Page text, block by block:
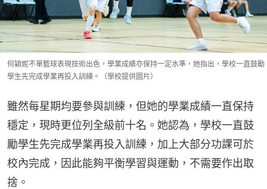
何穎妮不單籃球表現技術出色，學業成績亦保持一定水準，她指出，學校一直鼓勵
學生先完成學業再投入訓練。（學校提供圖片）
雖然每星期均要參與訓練，但她的學業成績一直保持
穩定，現時更位列全級前十名。她認為，學校一直鼓
勵學生先完成學業再投入訓練，加上大部分功課可於
校內完成，因此能夠平衡學習與運動，不需要作出取
捨。